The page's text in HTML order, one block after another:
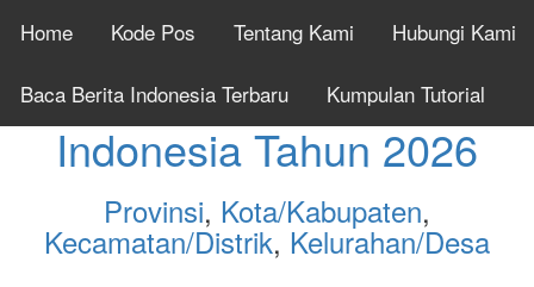
Home Kode Pos Tentang Kami Hubungi Kami
Baca Berita Indonesia Terbaru Kumpulan Tutorial
Cek Kode Pos Seluruh
Indonesia Tahun 2026
Provinsi, Kota/Kabupaten,
Kecamatan/Distrik, Kelurahan/Desa